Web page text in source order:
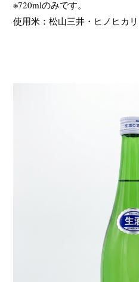
※720mlのみです。
使用米：松山三井・ヒノヒカリ